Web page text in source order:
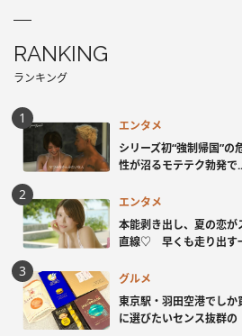
RANKING
ランキング
エンタメ
シリーズ初“強制帰国”
性が沼るモテテク勃発で
エンタメ
本能剥き出し、夏の恋
直線♡ 早くも走り出す
グルメ
東京駅・羽田空港でし
に選びたいセンス抜群の